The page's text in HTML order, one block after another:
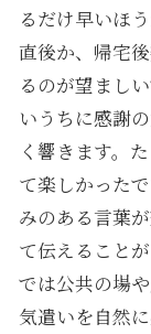
るだけ早いほ
直後か、帰宅
るのが望まし
いうちに感謝
く響きます。
て楽しかった
みのある言葉
て伝えること
では公共の場
気遣いを自然